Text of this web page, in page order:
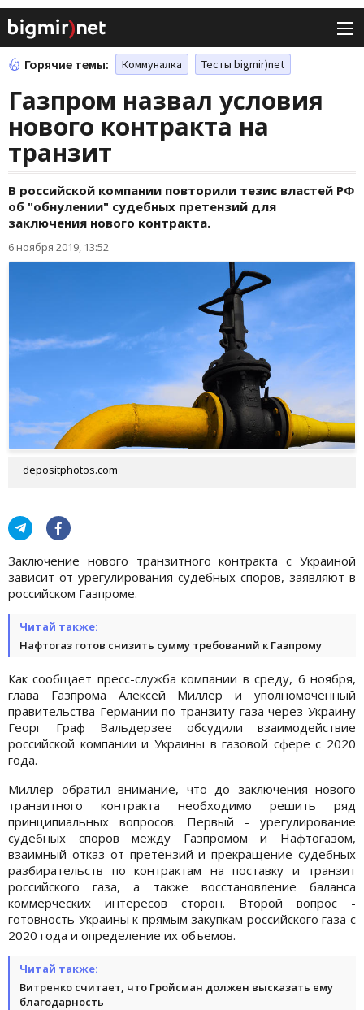
Горячие темы: Коммуналка Тесты bigmir)net
Газпром назвал условия
нового контракта на
транзит
В российской компании повторили тезис властей РФ
об "обнулении" судебных претензий для
заключения нового контракта.
6 ноября 2019, 13:52
depositphotos.com
Заключение нового транзитного контракта с Украиной
зависит от урегулирования судебных споров, заявляют в
российском Газпроме.
Читай также:
Нафтогаз готов снизить сумму требований к Газпрому
Как сообщает пресс-служба компании в среду, 6 ноября,
глава Газпрома Алексей Миллер и уполномоченный
правительства Германии по транзиту газа через Украину
Георг Граф Вальдерзее обсудили взаимодействие
российской компании и Украины в газовой сфере с 2020
года.
Миллер обратил внимание, что до заключения нового
транзитного контракта необходимо решить ряд
принципиальных вопросов. Первый - урегулирование
судебных споров между Газпромом и Нафтогазом,
взаимный отказ от претензий и прекращение судебных
разбирательств по контрактам на поставку и транзит
российского газа, а также восстановление баланса
коммерческих интересов сторон. Второй вопрос -
готовность Украины к прямым закупкам российского газа с
2020 года и определение их объемов.
Читай также:
Витренко считает, что Гройсман должен высказать ему
благодарность